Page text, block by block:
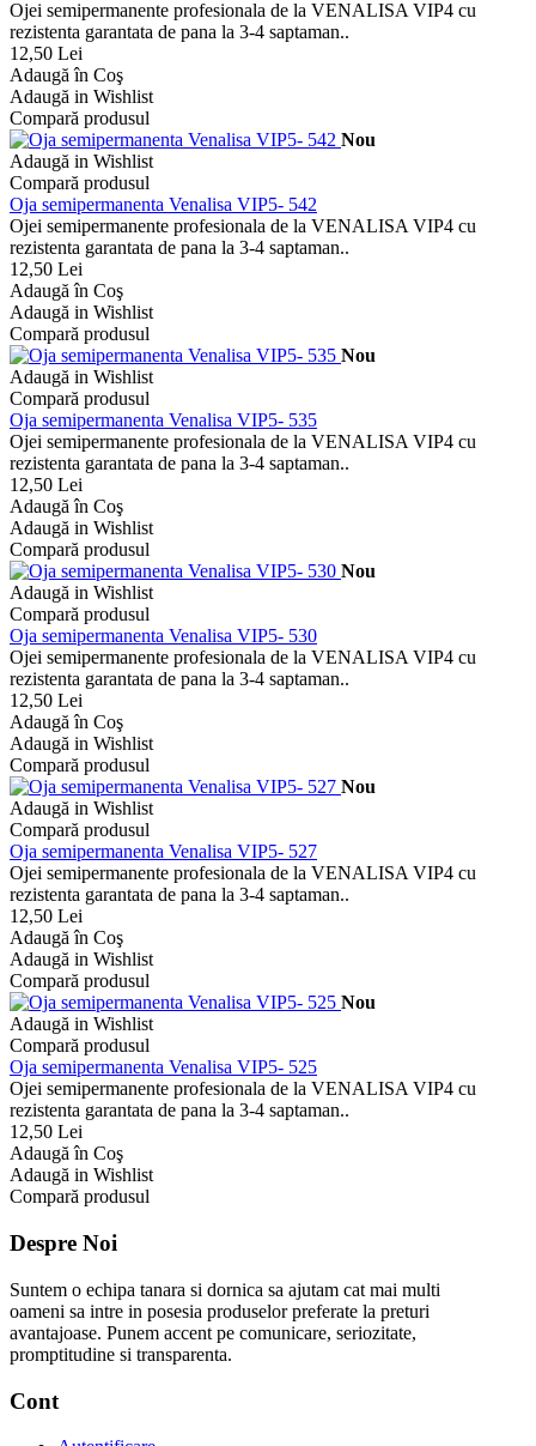
Ojei semipermanente profesionala de la VENALISA VIP4 cu
rezistenta garantata de pana la 3-4 saptaman..
12,50 Lei
Adaugă în Coş
Adaugă in Wishlist
Compară produsul
Nou
Adaugă in Wishlist
Compară produsul
Oja semipermanenta Venalisa VIP5- 542
Ojei semipermanente profesionala de la VENALISA VIP4 cu
rezistenta garantata de pana la 3-4 saptaman..
12,50 Lei
Adaugă în Coş
Adaugă in Wishlist
Compară produsul
Nou
Adaugă in Wishlist
Compară produsul
Oja semipermanenta Venalisa VIP5- 535
Ojei semipermanente profesionala de la VENALISA VIP4 cu
rezistenta garantata de pana la 3-4 saptaman..
12,50 Lei
Adaugă în Coş
Adaugă in Wishlist
Compară produsul
Nou
Adaugă in Wishlist
Compară produsul
Oja semipermanenta Venalisa VIP5- 530
Ojei semipermanente profesionala de la VENALISA VIP4 cu
rezistenta garantata de pana la 3-4 saptaman..
12,50 Lei
Adaugă în Coş
Adaugă in Wishlist
Compară produsul
Nou
Adaugă in Wishlist
Compară produsul
Oja semipermanenta Venalisa VIP5- 527
Ojei semipermanente profesionala de la VENALISA VIP4 cu
rezistenta garantata de pana la 3-4 saptaman..
12,50 Lei
Adaugă în Coş
Adaugă in Wishlist
Compară produsul
Nou
Adaugă in Wishlist
Compară produsul
Oja semipermanenta Venalisa VIP5- 525
Ojei semipermanente profesionala de la VENALISA VIP4 cu
rezistenta garantata de pana la 3-4 saptaman..
12,50 Lei
Adaugă în Coş
Adaugă in Wishlist
Compară produsul
Despre Noi
Suntem o echipa tanara si dornica sa ajutam cat mai multi
oameni sa intre in posesia produselor preferate la preturi
avantajoase. Punem accent pe comunicare, seriozitate,
promptitudine si transparenta.
Cont